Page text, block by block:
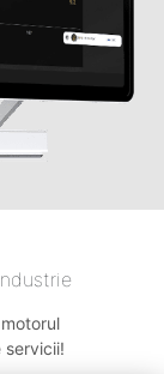
servicii!